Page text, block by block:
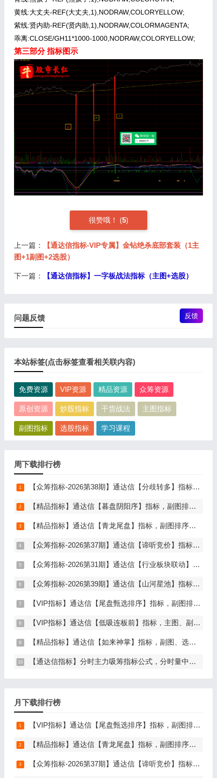
黄线:大丈夫-REF(大丈夫,1),NODRAW,COLORYELLOW;
紫线:贤内助-REF(贤内助,1),NODRAW,COLORMAGENTA;
乖离:CLOSE/GH11*1000-1000,NODRAW,COLORYELLOW;
第三部分 指标图示
很赞哦！ (5)
上一篇：
【通达信指标-VIP专属】金钻绝杀底部套装（1主
图+1副图+2选股）
下一篇： 【通达信指标】一字板战法指标（主图+选股）
问题反馈 反馈
本站标签(点击标签查看相关联内容)
免费资源 VIP资源 精品资源 众筹资源
原创资源 炒股指标 干货战法 主图指标
副图指标 选股指标 学习课程
周下载排行榜
【众筹指标-2026第38期】通达信【分歧转多】指标，主图、副图、选股，首板分歧低吸二波行情，信号少，胜率高，手机电脑通达信通用
【精品指标】通达信【暮盘阴阳序】指标，副图排序，尾盘选股，电脑版量化辅助工具，尾盘排序，信号全天不变，仅限电脑通达信使用
【精品指标】通达信【青龙尾盘】指标，副图排序，分时主图，排序潜伏，次日套利，信号可回看，超短策略，仅限电脑通达信使用
【众筹指标-2026第37期】通达信【谛听竞价】指标，副图排序、选股，原价5980元的早盘竞价指标，可回测历史数据，信号全天不变，开放源码可永久使用，手机电脑通达信通用
【众筹指标-2026第31期】通达信【行业板块联动】指标，主图、选股，精准捕捉板块行情，分清龙头补涨规避回落，无未来函数，仅支持电脑通达信
【众筹指标-2026第39期】通达信【山河星池】指标，主图、副图、选股，中短线趋势拐点与量能异动突破，信号少而精，手机电脑通达信通用
【VIP指标】通达信【尾盘甄选排序】指标，副图排序，短线打造的尾盘战法，今买明卖超短战法，信号可回测，仅限电脑通达信使用
【VIP指标】通达信【低吸连板前】指标，主图、副图、选股，埋伏连板前的节点，信号不漂移，手机电脑通达信通用
【精品指标】通达信【如来神掌】指标，副图、选股，有筹码进场，堪称金钻，仅限电脑通达信使用
【通达信指标】分时主力吸筹指标公式，分时量中显主力（分时副图）
月下载排行榜
【VIP指标】通达信【尾盘甄选排序】指标，副图排序，短线打造的尾盘战法，今买明卖超短战法，信号可回测，仅限电脑通达信使用
【精品指标】通达信【青龙尾盘】指标，副图排序，分时主图，排序潜伏，次日套利，信号可回看，超短策略，仅限电脑通达信使用
【众筹指标-2026第37期】通达信【谛听竞价】指标，副图排序、选股，原价5980元的早盘竞价指标，可回测历史数据，信号全天不变，开放源码可永久使用，手机电脑通达信通用